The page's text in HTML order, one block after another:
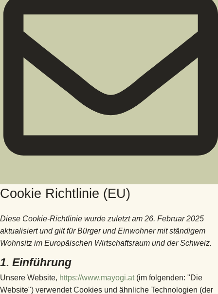
Cookie Richtlinie (EU)
Diese Cookie-Richtlinie wurde zuletzt am 26. Februar 2025
aktualisiert und gilt für Bürger und Einwohner mit ständigem
Wohnsitz im Europäischen Wirtschaftsraum und der Schweiz.
1. Einführung
Unsere Website, https://www.mayogi.at(im folgenden: "Die
Website") verwendet Cookies und ähnliche Technologien (der